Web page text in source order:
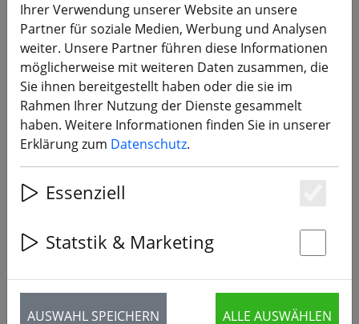
Gemfan 3052 3x5.2 Flash 3 Blatt
Propeller Gelb 2xCW 2xCCW 3 Zoll
Ihrer Verwendung unserer Website an unsere
Partner für soziale Medien, Werbung und Analysen
weiter. Unsere Partner führen diese Informationen
möglicherweise mit weiteren Daten zusammen, die
Sie ihnen bereitgestellt haben oder die sie im
Rahmen Ihrer Nutzung der Dienste gesammelt
haben. Weitere Informationen finden Sie in unserer
Erklärung zum Datenschutz.
Essenziell
Statstik & Marketing
AUSWAHL SPEICHERN ALLE AUSWÄHLEN